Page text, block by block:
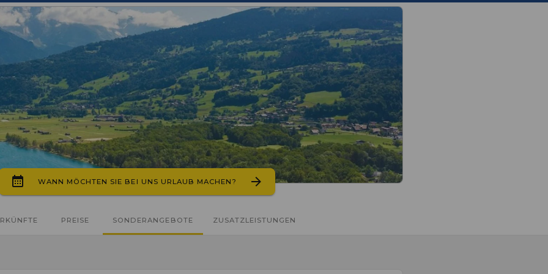
WANN MÖCHTEN SIE BEI UNS URLAUB MACHEN?
PREISE SONDERANGEBOTE ZUSATZLEISTUNGEN